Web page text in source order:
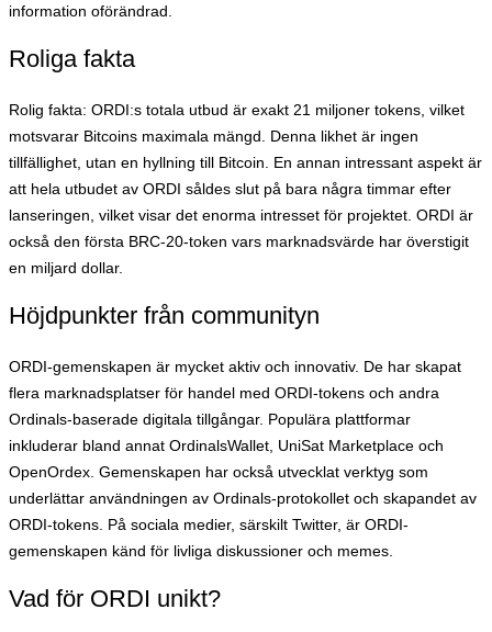
information oförändrad.
Roliga fakta
Rolig fakta: ORDI:s totala utbud är exakt 21 miljoner tokens, vilket
motsvarar Bitcoins maximala mängd. Denna likhet är ingen
tillfällighet, utan en hyllning till Bitcoin. En annan intressant aspekt är
att hela utbudet av ORDI såldes slut på bara några timmar efter
lanseringen, vilket visar det enorma intresset för projektet. ORDI är
också den första BRC-20-token vars marknadsvärde har överstigit
en miljard dollar.
Höjdpunkter från communityn
ORDI-gemenskapen är mycket aktiv och innovativ. De har skapat
flera marknadsplatser för handel med ORDI-tokens och andra
Ordinals-baserade digitala tillgångar. Populära plattformar
inkluderar bland annat OrdinalsWallet, UniSat Marketplace och
OpenOrdex. Gemenskapen har också utvecklat verktyg som
underlättar användningen av Ordinals-protokollet och skapandet av
ORDI-tokens. På sociala medier, särskilt Twitter, är ORDI-
gemenskapen känd för livliga diskussioner och memes.
Vad för ORDI unikt?